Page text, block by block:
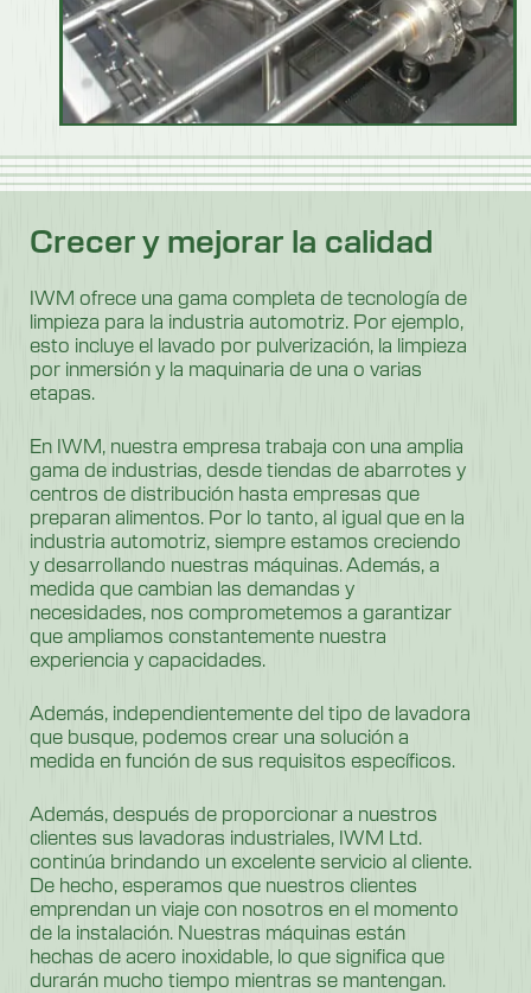
Crecer y mejorar la calidad
IWM ofrece una gama completa de tecnología de
limpieza para la industria automotriz. Por ejemplo,
esto incluye el lavado por pulverización, la limpieza
por inmersión y la maquinaria de una o varias
etapas.
En IWM, nuestra empresa trabaja con una amplia
gama de industrias, desde tiendas de abarrotes y
centros de distribución hasta empresas que
preparan alimentos. Por lo tanto, al igual que en la
industria automotriz, siempre estamos creciendo
y desarrollando nuestras máquinas. Además, a
medida que cambian las demandas y
necesidades, nos comprometemos a garantizar
que ampliamos constantemente nuestra
experiencia y capacidades.
Además, independientemente del tipo de lavadora
que busque, podemos crear una solución a
medida en función de sus requisitos específicos.
Además, después de proporcionar a nuestros
clientes sus lavadoras industriales, IWM Ltd.
continúa brindando un excelente servicio al cliente.
De hecho, esperamos que nuestros clientes
emprendan un viaje con nosotros en el momento
de la instalación. Nuestras máquinas están
hechas de acero inoxidable, lo que significa que
durarán mucho tiempo mientras se mantengan.